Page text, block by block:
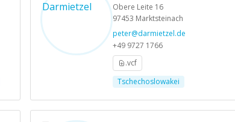
Obere Leite 16
97453 Marktsteinach
peter@darmietzel.de
+49 9727 1766
.vcf
Tschechoslowakei